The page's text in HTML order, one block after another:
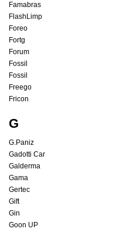
Famabras
FlashLimp
Foreo
Fortg
Forum
Fossil
Fossil
Freego
Fricon
G
G.Paniz
Gadotti Car
Galderma
Gama
Gertec
Gift
Gin
Goon UP